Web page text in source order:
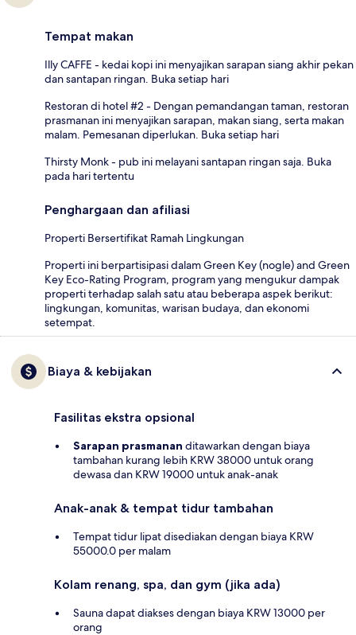
Tempat makan
Illy CAFFE - kedai kopi ini menyajikan sarapan siang akhir pekan
dan santapan ringan. Buka setiap hari
Restoran di hotel #2 - Dengan pemandangan taman, restoran
prasmanan ini menyajikan sarapan, makan siang, serta makan
malam. Pemesanan diperlukan. Buka setiap hari
Thirsty Monk - pub ini melayani santapan ringan saja. Buka
pada hari tertentu
Penghargaan dan afiliasi
Properti Bersertifikat Ramah Lingkungan
Properti ini berpartisipasi dalam Green Key (nogle) and Green
Key Eco-Rating Program, program yang mengukur dampak
properti terhadap salah satu atau beberapa aspek berikut:
lingkungan, komunitas, warisan budaya, dan ekonomi
setempat.
Biaya & kebijakan
Fasilitas ekstra opsional
Sarapan prasmanan ditawarkan dengan biaya
tambahan kurang lebih KRW 38000 untuk orang
dewasa dan KRW 19000 untuk anak-anak
Anak-anak & tempat tidur tambahan
Tempat tidur lipat disediakan dengan biaya KRW
55000.0 per malam
Kolam renang, spa, dan gym (jika ada)
Sauna dapat diakses dengan biaya KRW 13000 per
orang